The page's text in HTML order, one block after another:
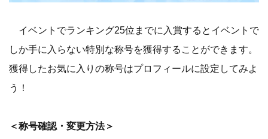
イベントでランキング25位までに入賞するとイベントで
しか手に入らない特別な称号を獲得することができます。
獲得したお気に入りの称号はプロフィールに設定してみよ
う！
＜称号確認・変更方法＞